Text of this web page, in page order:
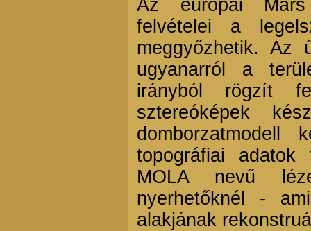
Az európai
felvételei a
meggyőzhetik. Az
ugyanarról a
irányból rögzít
sztereóképek
topográfiai
MOLA nevű
nyerhetőknél -
alakjának